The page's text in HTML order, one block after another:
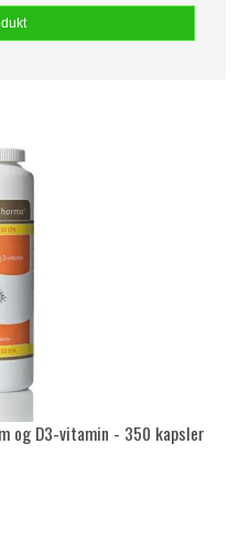
og D3-vitamin - 350 kapsler